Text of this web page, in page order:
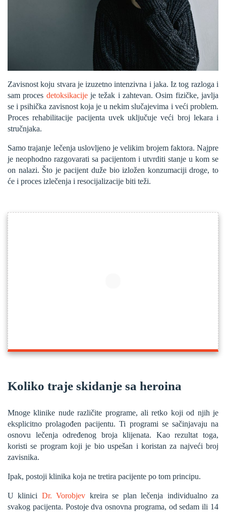
Zavisnost koju stvara je izuzetno intenzivna i jaka. Iz tog razloga i
sam proces detoksikacijeje težak i zahtevan. Osim fizičke, javlja
se i psihička zavisnost koja je u nekim slučajevima i veći problem.
Proces rehabilitacije pacijenta uvek uključuje veći broj lekara i
stručnjaka.
Samo trajanje lečenja uslovljeno je velikim brojem faktora. Najpre
je neophodno razgovarati sa pacijentom i utvrditi stanje u kom se
on nalazi. Što je pacijent duže bio izložen konzumaciji droge, to
će i proces izlečenja i resocijalizacije biti teži.
Koliko traje skidanje sa heroina
Mnoge klinike nude različite programe, ali retko koji od njih je
eksplicitno prolagođen pacijentu. Ti programi se sačinjavaju na
osnovu lečenja određenog broja klijenata. Kao rezultat toga,
koristi se program koji je bio uspešan i koristan za najveći broj
zavisnika.
Ipak, postoji klinika koja ne tretira pacijente po tom principu.
U klinici Dr. Vorobjev kreira se plan lečenja individualno za
svakog pacijenta. Postoje dva osnovna programa, od sedam ili 14